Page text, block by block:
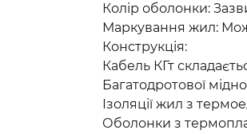
Колір оболонки:
Маркування жил:
Конструкція:
Кабель КГт
Багатодротової
Ізоляції жил з
Оболонки з